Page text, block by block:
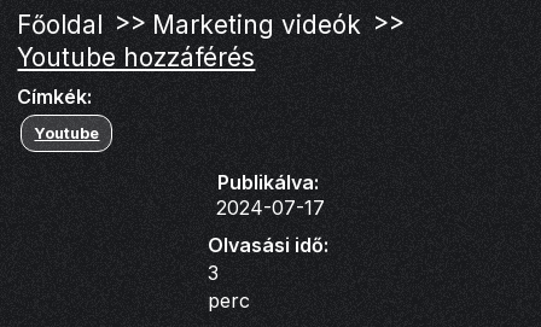
Főoldal >> Marketing videók >>
Youtube hozzáférés
Címkék:
Youtube
Publikálva:
2024-07-17
Olvasási idő:
3
perc